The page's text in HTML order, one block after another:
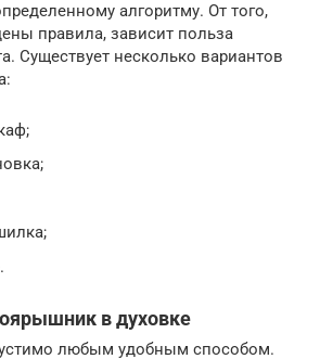
алгоритму. От того,
правила, зависит польза
Существует несколько вариантов
в духовке
любым удобным способом.